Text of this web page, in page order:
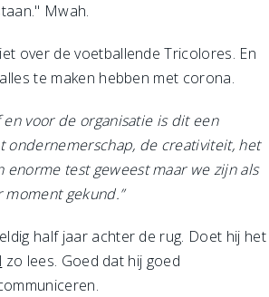
Mwah.
over de voetballende Tricolores. En
te maken hebben met corona.
voor de organisatie is dit een
ondernemerschap, de creativiteit, het
test geweest maar we zijn als
gekund.”
half jaar achter de rug. Doet hij het
zo lees. Goed dat hij goed